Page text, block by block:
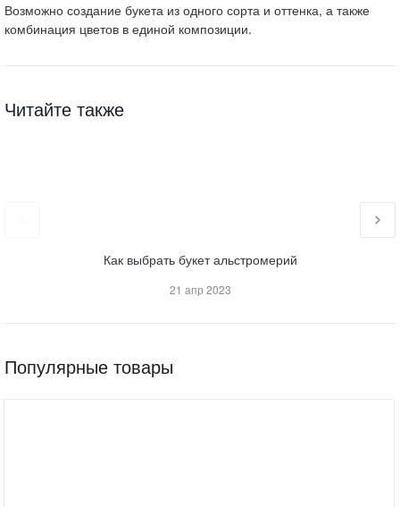
Возможно создание букета из одного сорта и оттенка, а также
комбинация цветов в единой композиции.
Читайте также
Как выбрать букет альстромерий
21 апр 2023
Популярные товары